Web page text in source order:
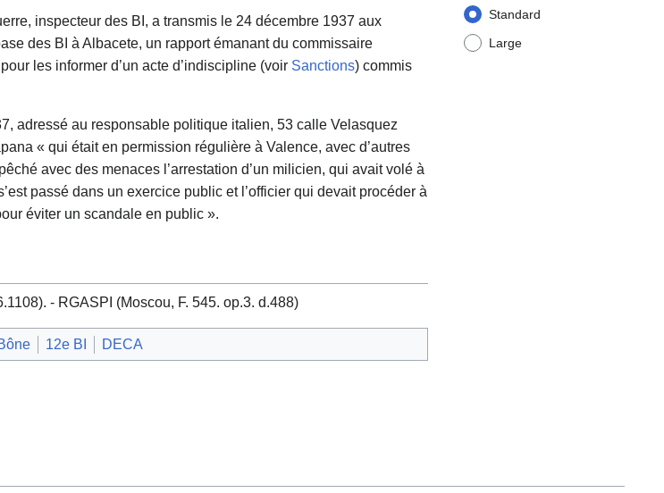
Standard
Large
inspecteur des BI, a transmis le 24 décembre 1937 aux
des BI à Albacete, un rapport émanant du commissaire
les informer d’un acte d’indiscipline (voir Sanctions) commis
adressé au responsable politique italien, 53 calle Velasquez
« qui était en permission régulière à Valence, avec d’autres
avec des menaces l’arrestation d’un milicien, qui avait volé à
passé dans un exercice public et l’officier qui devait procéder à
éviter un scandale en public ».
- RGASPI (Moscou, F. 545. op.3. d.488)
12e BI DECA